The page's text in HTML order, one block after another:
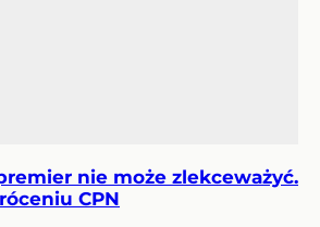
nie może zlekceważyć.
CPN